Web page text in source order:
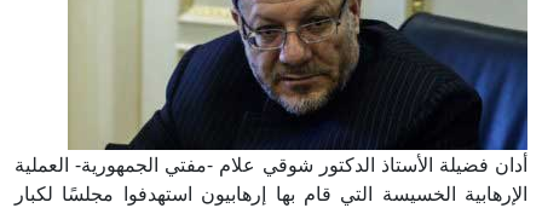
أدان فضيلة الأستاذ الدكتور شوقي علام -مفتي الجمهورية- العملية
الإرهابية الخسيسة التي قام بها إرهابيون استهدفوا مجلسًا لكبار